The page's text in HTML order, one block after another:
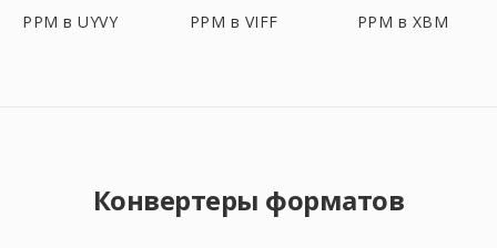
PPM в UYVY PPM в VIFF PPM в XBM
Конвертеры форматов